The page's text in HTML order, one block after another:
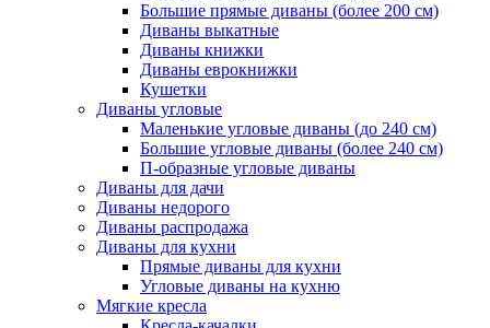
Большие прямые диваны (более 200 см)
Диваны выкатные
Диваны книжки
Диваны еврокнижки
Кушетки
Диваны угловые
Маленькие угловые диваны (до 240 см)
Большие угловые диваны (более 240 см)
П-образные угловые диваны
Диваны для дачи
Диваны недорого
Диваны распродажа
Диваны для кухни
Прямые диваны для кухни
Угловые диваны на кухню
Мягкие кресла